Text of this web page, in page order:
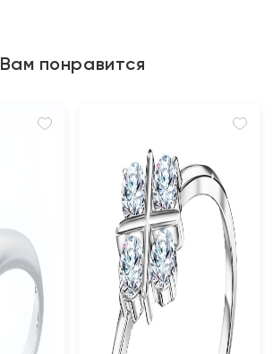
Вам понравится